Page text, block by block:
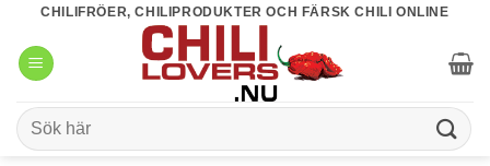
content
CHILIFRÖER, CHILIPRODUKTER OCH FÄRSK CHILI ONLINE
Sök
efter: